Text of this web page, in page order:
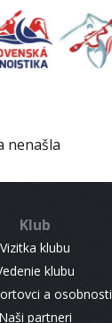
nenašla
Klub
Vizitka klubu
klubu
a osobnosti
Naši partneri
EURO 19
INFO
RESULTS
CONTACT